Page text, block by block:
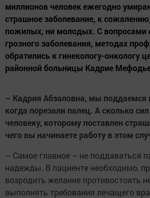
миллионов человек ежегодно
страшное заболевание, к
пожилых, ни молодых. С вопросами
грозного заболевания, методах
обратились к гинекологу-онкологу
районной больницы Кадрие
– Кадрия Абзаловна, мы поддаемся
когда порезали палец. А сколько сил
человеку, которому поставлен
чего вы начинаете работу в этом
– Самое главное – не поддаваться
надежды. В пациенте необходимо,
возродить желание противостоять
выполнять требования лечащего